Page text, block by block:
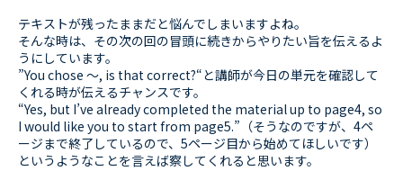
テキストが残ったままだと悩んでしまいますよね。
そんな時は、その次の回の冒頭に続きからやりたい旨を伝えるよ
うにしています。
”You chose 〜, is that correct?“と講師が今日の単元を確認して
くれる時が伝えるチャンスです。
“Yes, but I’ve already completed the material up to page4, so
I would like you to start from page5.”（そうなのですが、4ペ
ージまで終了しているので、5ページ目から始めてほしいです）
というようなことを言えば察してくれると思います。